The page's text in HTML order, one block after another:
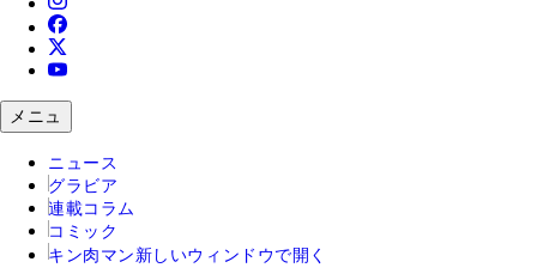
メニュ
ニュース
グラビア
連載コラム
コミック
キン肉マン 新しいウィンドウで開く